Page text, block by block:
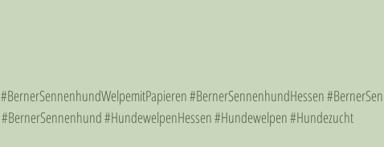
#BernerSennenhundWelpemitPapieren#BernerSennenhundHessen
#BernerSennenhund#HundewelpenHessen#Hundewelpen#Hundezucht